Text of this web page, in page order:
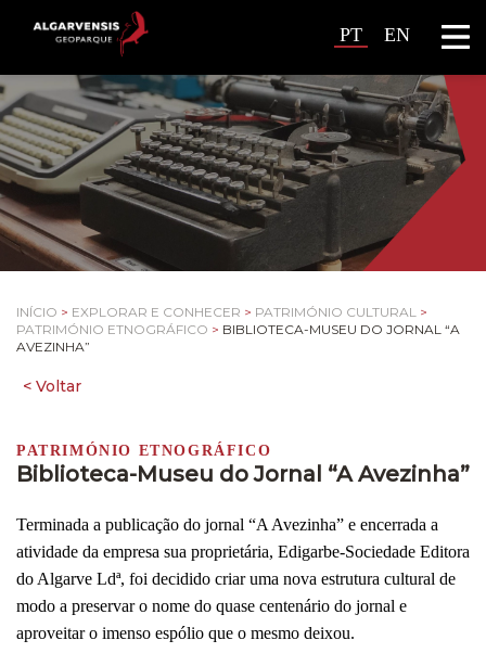
PT EN
INÍCIO > EXPLORAR E CONHECER > PATRIMÓNIO CULTURAL >
PATRIMÓNIO ETNOGRÁFICO > BIBLIOTECA-MUSEU DO JORNAL “A
AVEZINHA”
PATRIMÓNIO ETNOGRÁFICO
Biblioteca-Museu do Jornal “A Avezinha”
Terminada a publicação do jornal “A Avezinha” e encerrada a
atividade da empresa sua proprietária, Edigarbe-Sociedade Editora
do Algarve Ldª, foi decidido criar uma nova estrutura cultural de
modo a preservar o nome do quase centenário do jornal e
aproveitar o imenso espólio que o mesmo deixou.